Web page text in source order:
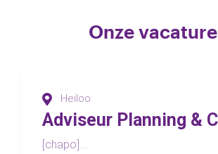
Onze
Heiloo
Adviseur Planning &
[chapo]...